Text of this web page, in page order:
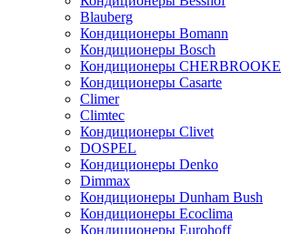
Blauberg
Кондиционеры Bomann
Кондиционеры Bosch
Кондиционеры CHERBROOKE
Кондиционеры Casarte
Climer
Climtec
Кондиционеры Clivet
DOSPEL
Кондиционеры Denko
Dimmax
Кондиционеры Dunham Bush
Кондиционеры Ecoclima
Кондиционеры Eurohoff